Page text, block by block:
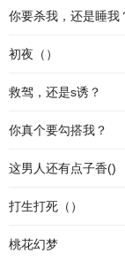
你要杀我，还是睡我
初夜（）
救驾，还是s诱？
你真个要勾搭我？
这男人还有点子香()
打生打死（）
桃花幻梦